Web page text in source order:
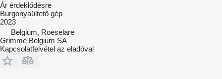
Ár érdeklődésre
Burgonyaültető gép
2023
Belgium, Roeselare
Grimme Belgium SA
Kapcsolatfelvétel az eladóval